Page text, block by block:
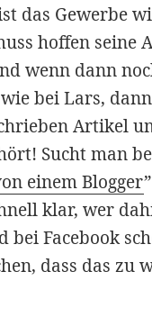
das Gewerbe
hoffen seine
wenn dann
bei Lars,
Artikel
Sucht man
einem Blogger
klar, wer
bei Facebook
dass das zu